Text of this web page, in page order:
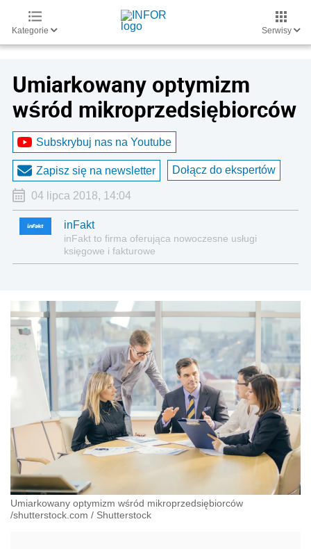
Kategorie Serwisy
Umiarkowany optymizm
wśród mikroprzedsiębiorców
Subskrybuj nas na Youtube
Zapisz się na newsletter Dołącz do ekspertów
04 lipca 2018, 14:04
inFakt
inFakt to firma oferująca nowoczesne usługi
księgowe i fakturowe
Umiarkowany optymizm wśród mikroprzedsiębiorców
/shutterstock.com / Shutterstock